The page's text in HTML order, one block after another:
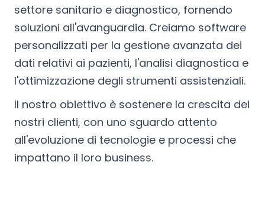
settore sanitario e diagnostico, fornendo
soluzioni all'avanguardia. Creiamo software
personalizzati per la gestione avanzata dei
dati relativi ai pazienti, l'analisi diagnostica e
l'ottimizzazione degli strumenti assistenziali.
Il nostro obiettivo è sostenere la crescita dei
nostri clienti, con uno sguardo attento
all'evoluzione di tecnologie e processi che
impattano il loro business.